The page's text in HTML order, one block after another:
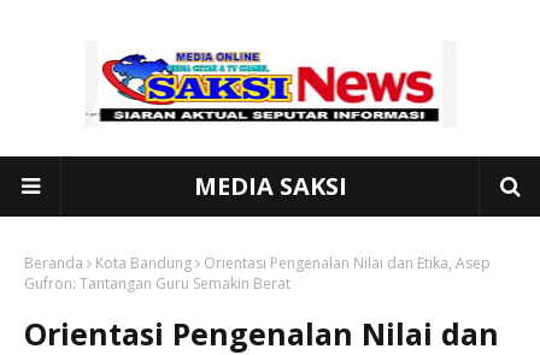
MEDIA SAKSI
Beranda Kota Bandung
Orientasi Pengenalan Nilai dan Etika, Asep
Gufron: Tantangan Guru Semakin Berat
Orientasi Pengenalan Nilai dan